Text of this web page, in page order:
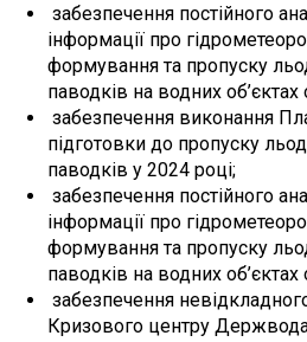
забезпечення постійного
інформації про
формування та пропуску
паводків на водних об’єктах
забезпечення виконання
підготовки до пропуску
паводків у 2024 році;
забезпечення постійного
інформації про
формування та пропуску
паводків на водних об’єктах
забезпечення
Кризового центру